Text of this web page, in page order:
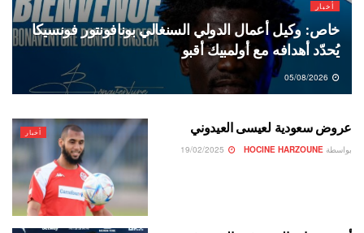
أخبار
خاص: وكيل أعمال الدولي السنغالي بونافونتور فونسيكا
يُحدّد أهدافه مع أولمبيك أقبو
أخبار عروض سعودية لعيسى العيدوني
بواسطة HOCINE HARZOUNE